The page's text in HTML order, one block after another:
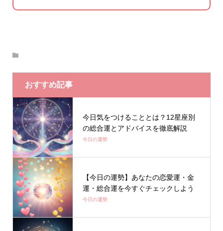
おすすめ記事
今日気をつけることとは？12星座別
の総合運とアドバイスを徹底解説
今日の運勢
【今日の運勢】あなたの恋愛運・金
運・総合運を今すぐチェックしよう
今日の運勢